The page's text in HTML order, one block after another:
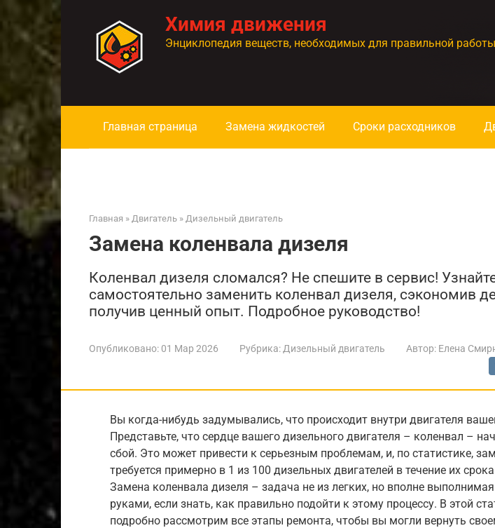
контенту
Химия движения
Энциклопедия веществ, необходимых для правильной
Главная страница Замена жидкостей Сроки расходников
Главная » Двигатель » Дизельный двигатель
Замена коленвала дизеля
Коленвал дизеля сломался? Не спешите в сервис!
самостоятельно заменить коленвал дизеля, сэкономив
получив ценный опыт. Подробное руководство!
Опубликовано: 01 Мар 2026 Рубрика: Дизельный двигатель Автор: Елена
Вы когда-нибудь задумывались, что происходит внутри двигателя
Представьте, что сердце вашего дизельного двигателя – коленвал –
сбой. Это может привести к серьезным проблемам, и, по статистике,
требуется примерно в 1 из 100 дизельных двигателей в течение их
Замена коленвала дизеля – задача не из легких, но вполне
руками, если знать, как правильно подойти к этому процессу. В этой
подробно рассмотрим все этапы ремонта, чтобы вы могли вернуть